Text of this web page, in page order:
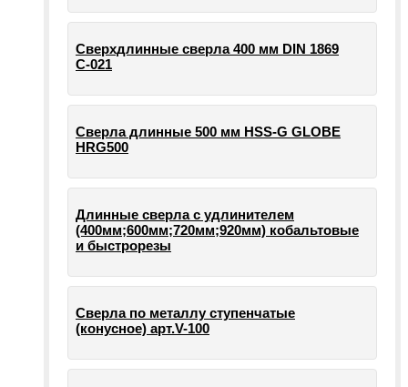
Сверхдлинные сверла 400 мм DIN 1869
С-021
Сверла длинные 500 мм HSS-G GLOBE
HRG500
Длинные сверла с удлинителем
(400мм;600мм;720мм;920мм) кобальтовые
и быстрорезы
Сверла по металлу ступенчатые
(конусное) арт.V-100